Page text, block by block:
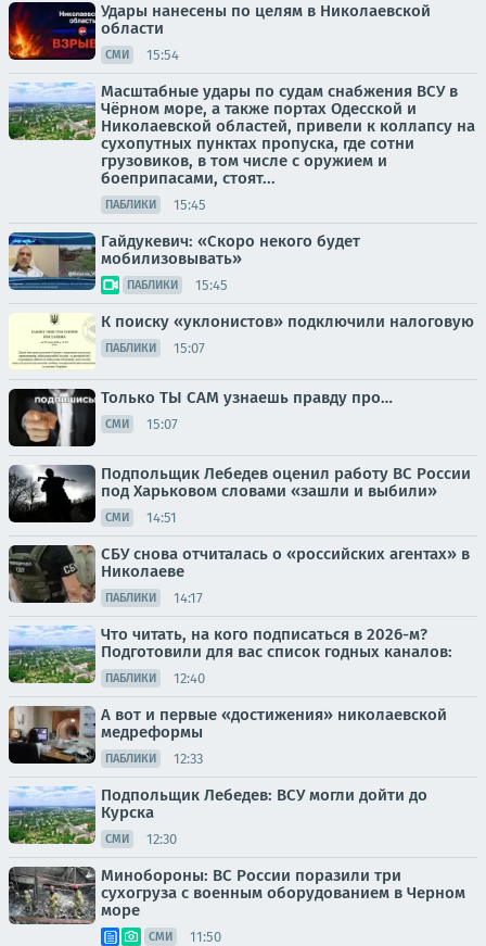
Удары нанесены по целям в Николаевской
области
СМИ 15:54
Масштабные удары по судам снабжения ВСУ в
Чёрном море, а также портах Одесской и
Николаевской областей, привели к коллапсу на
сухопутных пунктах пропуска, где сотни
грузовиков, в том числе с оружием и
боеприпасами, стоят...
ПАБЛИКИ 15:45
Гайдукевич: «Скоро некого будет
мобилизовывать»
ПАБЛИКИ 15:45
К поиску «уклонистов» подключили налоговую
ПАБЛИКИ 15:07
Только ТЫ САМ узнаешь правду про…
СМИ 15:07
Подпольщик Лебедев оценил работу ВС России
под Харьковом словами «зашли и выбили»
СМИ 14:51
СБУ снова отчиталась о «российских агентах» в
Николаеве
ПАБЛИКИ 14:17
Что читать, на кого подписаться в 2026-м?
Подготовили для вас список годных каналов:
ПАБЛИКИ 12:40
А вот и первые «достижения» николаевской
медреформы
ПАБЛИКИ 12:33
Подпольщик Лебедев: ВСУ могли дойти до
Курска
СМИ 12:30
Минобороны: ВС России поразили три
сухогруза с военным оборудованием в Черном
море
СМИ 11:50